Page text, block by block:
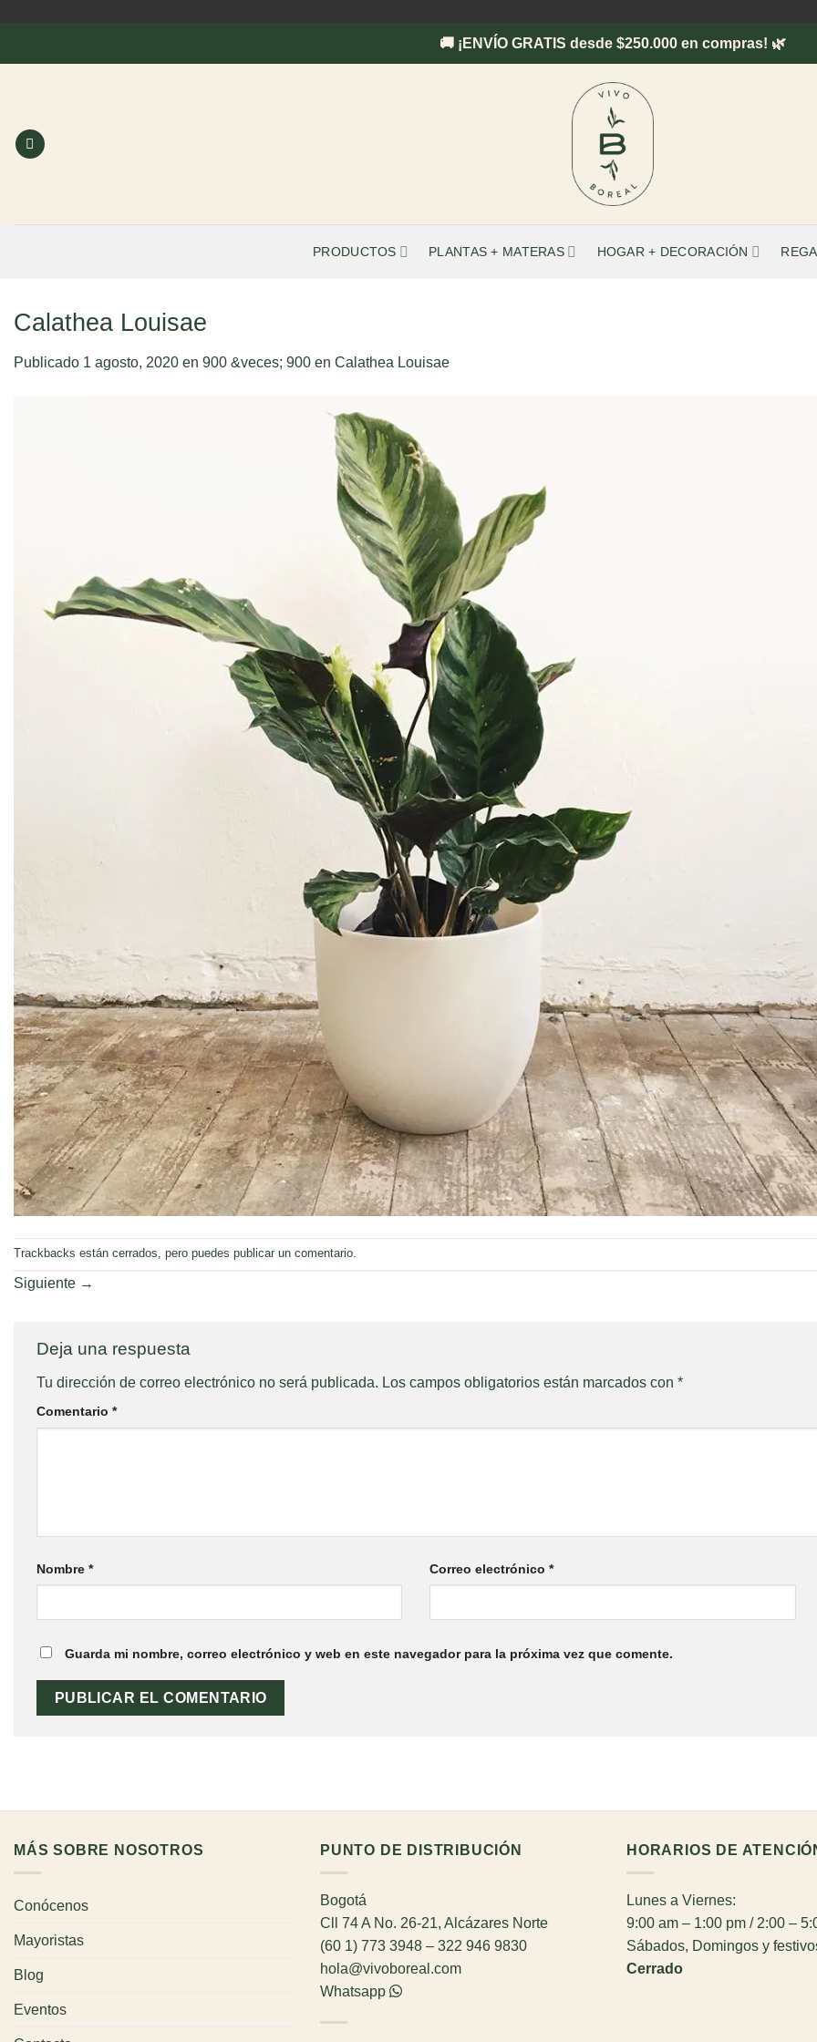
🚚 ¡ENVÍO GRATIS desde $250.000 en compras! 🌿
PRODUCTOS PLANTAS + MATERAS HOGAR + DECORACIÓN
Calathea Louisae
Publicado 1 agosto, 2020 en 900 &veces; 900 en Calathea Louisae
Trackbacks están cerrados, pero puedes publicar un comentario
Siguiente →
Deja una respuesta
Tu dirección de correo electrónico no será publicada. Los campos obligatorios están marcados con *
Comentario *
Nombre * Correo electrónico*
Guarda mi nombre, correo electrónico y web en este navegador para la próxima vez que comente.
MÁS SOBRE NOSOTROS
Conócenos
Mayoristas
Blog
Eventos
PUNTO DE DISTRIBUCIÓN
Bogotá
Cll 74 A No. 26-21, Alcázares Norte
(60 1) 773 3948 – 322 946 9830
hola@vivoboreal.com
Whatsapp
HORARIOS DE
Lunes a Viernes:
9:00 am – 1:00 pm / 2:00 –
Sábados, Domingos y
Cerrado